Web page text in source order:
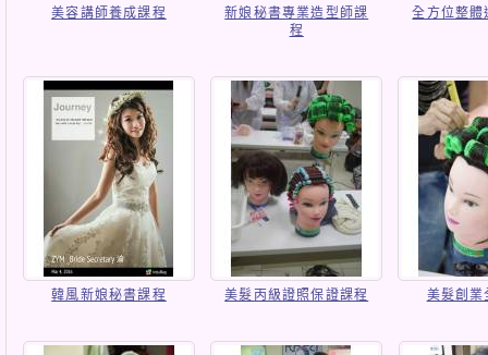
美容講師養成課程
新娘秘書專業造型師課
程
全方位整體
韓風新娘秘書課程 美髮丙級證照保證課程 美髮創業